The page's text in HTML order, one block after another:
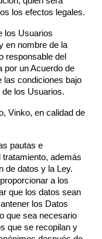
los efectos legales.
los Usuarios
en nombre de la
responsable del
por un Acuerdo de
las condiciones bajo
los Usuarios.
Vinko, en calidad de
pautas e
además
de datos y la Ley.
a los
que los datos sean
los Datos
que sea necesario
que se recopilan y